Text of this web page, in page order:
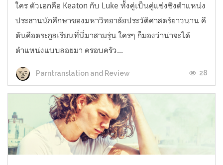
ใคร ตัวเอกคือ Keaton กับ Luke ทั้งคู่เป็นคู่แข่งชิงตำแหน่ง
ประธานนักศึกษาของมหาวิทยาลัยประวัติศาสตร์ยาวนาน คี
ตันคือตระกูลเรียนที่นี่มาสามรุ่น ใครๆ ก็มองว่าน่าจะได้
ตำแหน่งแบบลอยมา ครอบครัว...
Parntranslation and Review 28